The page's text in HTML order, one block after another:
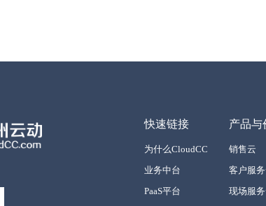
快速链接
为什么CloudCC
业务中台
PaaS平台
产品与
销售云
客户服
现场服